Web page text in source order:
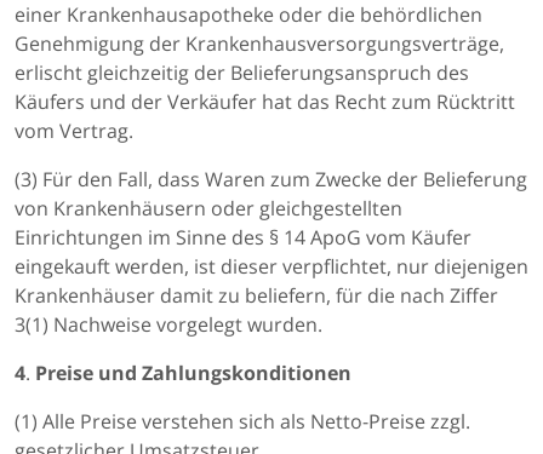
einer Krankenhausapotheke oder die behördlichen
Genehmigung der Krankenhausversorgungsverträge,
erlischt gleichzeitig der Belieferungsanspruch des
Käufers und der Verkäufer hat das Recht zum Rücktritt
vom Vertrag.
(3) Für den Fall, dass Waren zum Zwecke der Belieferung
von Krankenhäusern oder gleichgestellten
Einrichtungen im Sinne des § 14 ApoG vom Käufer
eingekauft werden, ist dieser verpflichtet, nur diejenigen
Krankenhäuser damit zu beliefern, für die nach Ziffer
3(1) Nachweise vorgelegt wurden.
4. Preise und Zahlungskonditionen
(1) Alle Preise verstehen sich als Netto-Preise zzgl.